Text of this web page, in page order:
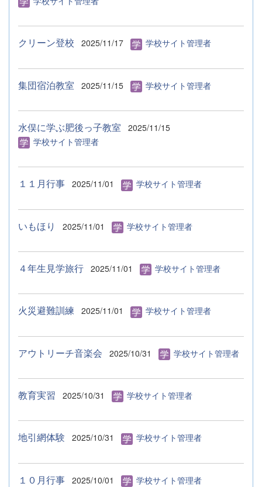
クリーン登校 2025/11/17 学校サイト管理者
集団宿泊教室 2025/11/15 学校サイト管理者
水俣に学ぶ肥後っ子教室
2025/11/15
学校サイト管理者
１１月行事 2025/11/01 学校サイト管理者
いもほり 2025/11/01 学校サイト管理者
４年生見学旅行 2025/11/01 学校サイト管理者
火災避難訓練 2025/11/01 学校サイト管理者
アウトリーチ音楽会 2025/10/31 学校サイト管理者
教育実習 2025/10/31 学校サイト管理者
地引網体験 2025/10/31 学校サイト管理者
１０月行事 2025/10/01 学校サイト管理者